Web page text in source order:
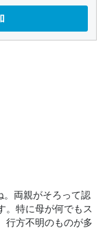
。両親がそろって認
。特に母が何でもス
行方不明のものが多